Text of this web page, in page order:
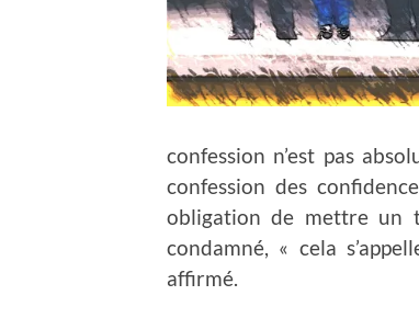
confession n’est pas
confession des
obligation de mettre un
condamné, « cela
affirmé.